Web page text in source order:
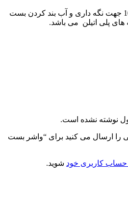
سایز 16 جهت نگه داری و آب بند کردن بست
های پلی اتیلن می باشد.
نوشته نشده است.
را ارسال می کنید برای “واشر بست
حساب کاربری خود شوید.